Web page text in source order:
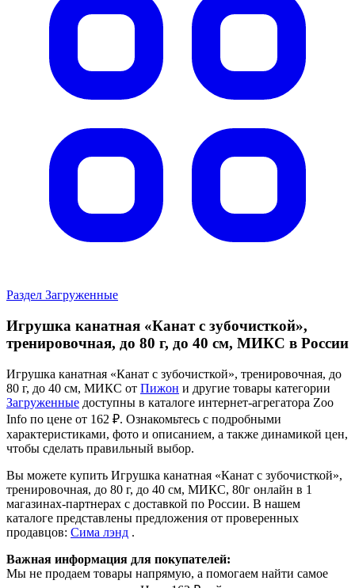
Раздел Загруженные
Игрушка канатная «Канат с зубочисткой»,
тренировочная, до 80 г, до 40 см, МИКС в России
Игрушка канатная «Канат с зубочисткой», тренировочная, до
80 г, до 40 см, МИКС от Пижон и другие товары категории
Загруженные доступны в каталоге интернет-агрегатора Zoo
Info по цене от 162 ₽. Ознакомьтесь с подробными
характеристиками, фото и описанием, а также динамикой цен,
чтобы сделать правильный выбор.
Вы можете купить Игрушка канатная «Канат с зубочисткой»,
тренировочная, до 80 г, до 40 см, МИКС, 80г онлайн в 1
магазинах-партнерах с доставкой по России. В нашем
каталоге представлены предложения от проверенных
продавцов: Сима лэнд .
Важная информация для покупателей:
Мы не продаем товары напрямую, а помогаем найти самое